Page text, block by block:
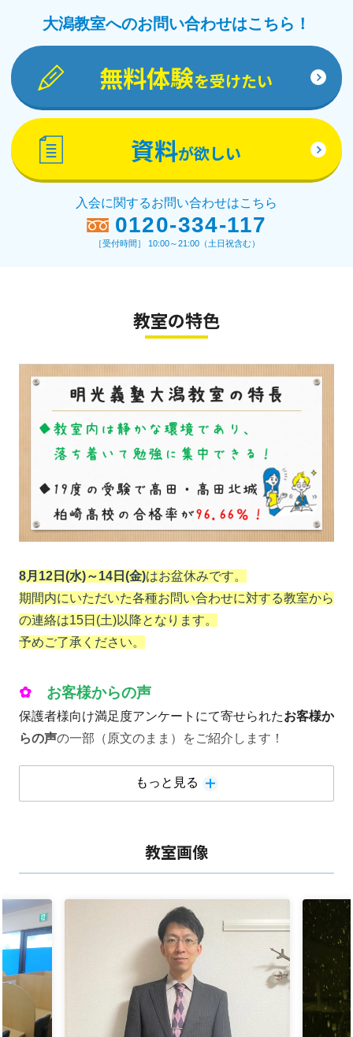
大潟教室へのお問い合わせはこちら！
無料体験を受けたい
資料が欲しい
入会に関するお問い合わせはこちら
0120-334-117
［受付時間］ 10:00～21:00（土日祝含む）
教室の特色
8月12日(水)～14日(金)はお盆休みです。
期間内にいただいた各種お問い合わせに対する教室から
の連絡は15日(土)以降となります。
予めご了承ください。
✿ お客様からの声
保護者様向け満足度アンケートにて寄せられたお客様か
らの声の一部（原文のまま）をご紹介します！
塾に通うようになってから勉強をちゃんとやると成績が
上がることを本人が実感できて、喜んでいるようです。
して見守っています。（25年）
だんだん気持ちの持ち方が変わってきたように最近感じ
ています。これからもお世話になりますので、よろしく
お願い致します。（25年）
約2年間お世話になりましたが、希望する推薦を受ける
ことができたのも、先生方のご指導のおかげだと感謝し
もっと見る
教室画像